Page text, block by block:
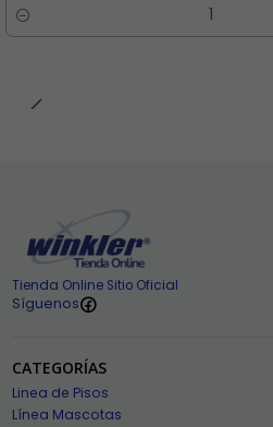
Cantidad
Tienda Online Sitio Oficial
Síguenos
CATEGORÍAS
Linea de Pisos
Línea Mascotas